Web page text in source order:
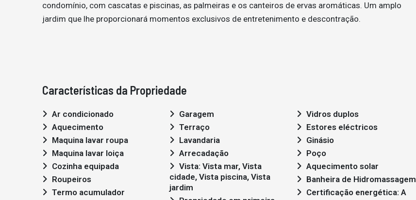
condomínio, com cascatas e piscinas, as palmeiras e os canteiros de ervas aromáticas. Um amplo
jardim que lhe proporcionará momentos exclusivos de entretenimento e descontração.
Características da Propriedade
Ar condicionado
Aquecimento
Maquina lavar roupa
Maquina lavar loiça
Cozinha equipada
Roupeiros
Termo acumulador
Garagem
Terraço
Lavandaria
Arrecadação
cidade, Vista piscina, Vista
jardim
Vidros duplos
Estores eléctricos
Ginásio
Poço
Aquecimento solar
Banheira de Hidromassagem
Certificação energética: A